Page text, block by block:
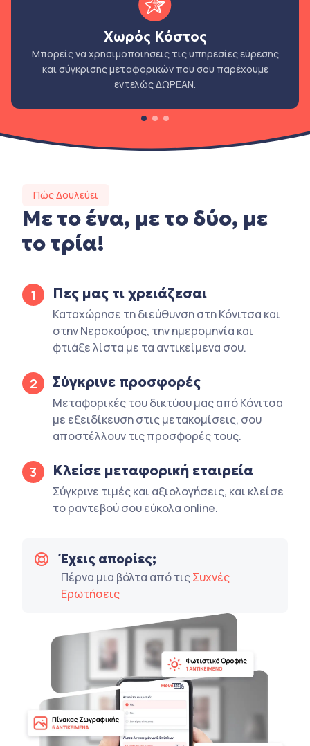
Χωρός Κόστος
Μπορείς να χρησιμοποιήσεις τις υπηρεσίες εύρεσης
και σύγκρισης μεταφορικών που σου παρέχουμε
εντελώς ΔΩΡΕΑΝ.
Πώς Δουλεύει
Με το ένα, με το δύο, με
το τρία!
1 Πες μας τι χρειάζεσαι
Καταχώρησε τη διεύθυνση στη Κόνιτσα και
στην Νεροκούρος, την ημερομηνία και
φτιάξε λίστα με τα αντικείμενα σου.
2 Σύγκρινε προσφορές
Μεταφορικές του δικτύου μας από Κόνιτσα
με εξειδίκευση στις μετακομίσεις, σου
αποστέλλουν τις προσφορές τους.
3 Κλείσε μεταφορική εταιρεία
Σύγκρινε τιμές και αξιολογήσεις, και κλείσε
το ραντεβού σου εύκολα online.
Έχεις απορίες;
Πέρνα μια βόλτα από τιςΣυχνές
Ερωτήσεις